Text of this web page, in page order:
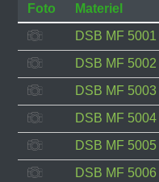
Foto Materiel
DSB MF 5001
DSB MF 5002
DSB MF 5003
DSB MF 5004
DSB MF 5005
DSB MF 5006